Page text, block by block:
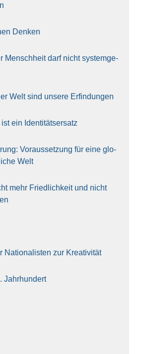
Den­ken
Mensch­heit darf nicht sys­tem­ge­
Welt sind unse­re Erfin­dun­gen
ein Iden­ti­täts­er­satz
Vor­aus­set­zung für eine glo­
Welt
mehr Fried­lich­keit und nicht
Natio­na­lis­ten zur Krea­ti­vi­tät
Jahr­hun­dert